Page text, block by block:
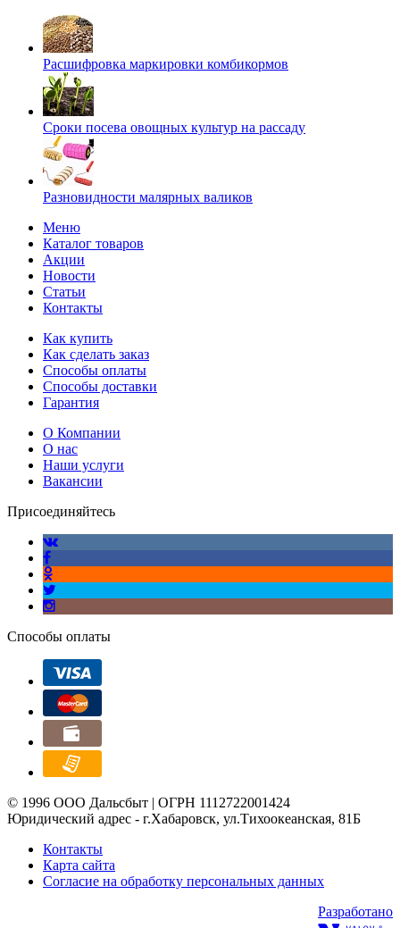
Расшифровка маркировки комбикормов
Сроки посева овощных культур на рассаду
Разновидности малярных валиков
Меню
Каталог товаров
Акции
Новости
Статьи
Контакты
Как купить
Как сделать заказ
Способы оплаты
Способы доставки
Гарантия
О Компании
О нас
Наши услуги
Вакансии
Присоединяйтесь
Способы оплаты
© 1996 ООО Дальсбыт | ОГРН 1112722001424
Юридический адрес - г.Хабаровск, ул.Тихоокеанская, 81Б
Контакты
Карта сайта
Согласие на обработку персональных данных
Разработано